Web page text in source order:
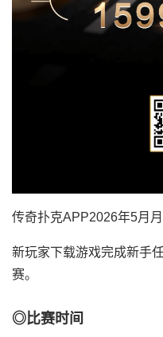
传奇扑克APP2026年5月
新玩家下载游戏完成新手
赛。
◎比赛时间